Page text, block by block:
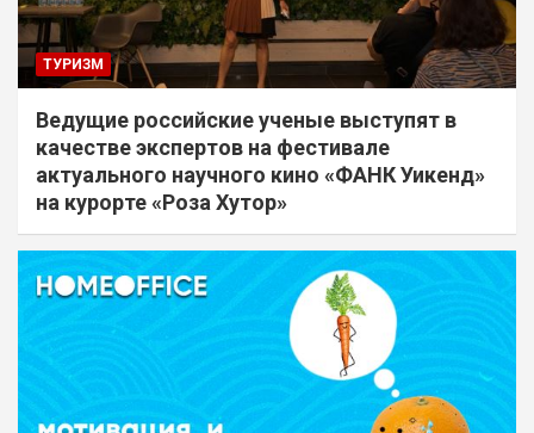
ТУРИЗМ
Ведущие российские ученые выступят в
качестве экспертов на фестивале
актуального научного кино «ФАНК Уикенд»
на курорте «Роза Хутор»